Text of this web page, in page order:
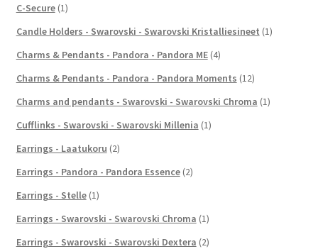
C-Secure (1)
Candle Holders - Swarovski - Swarovski Kristalliesineet (1)
Charms & Pendants - Pandora - Pandora ME (4)
Charms & Pendants - Pandora - Pandora Moments (12)
Charms and pendants - Swarovski - Swarovski Chroma (1)
Cufflinks - Swarovski - Swarovski Millenia (1)
Earrings - Laatukoru (2)
Earrings - Pandora - Pandora Essence (2)
Earrings - Stelle (1)
Earrings - Swarovski - Swarovski Chroma (1)
Earrings - Swarovski - Swarovski Dextera (2)